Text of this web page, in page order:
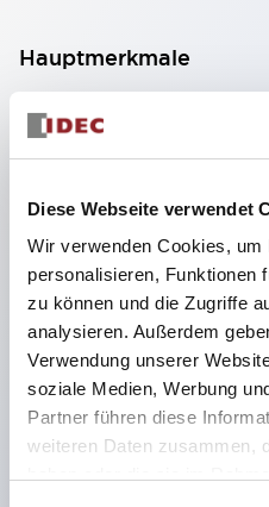
Diese Webseite verwendet
Wir verwenden Cookies, um
personalisieren, Funktionen
zu können und die Zugriffe
analysieren. Außerdem
Verwendung unserer
soziale Medien, Werbung
Partner führen diese
weiteren Daten zusammen,
Hauptmerkmale
Geeignet für ein breites
von der
Schutzarten IP40 und
(IEC 60529)
UL- und CSA-
Normen. CCC-
Mit speziellem Zubehör
Silhouette umstellbar